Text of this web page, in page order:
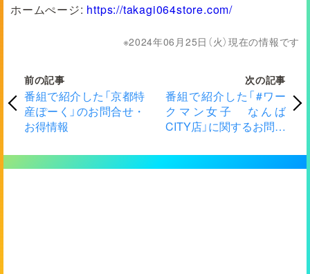
ホームぺージ: https://takagi064store.com/
2024年06月25日（火）現在の情報です
前の記事
番組で紹介した「京都特
産ぽーく」のお問合せ・
お得情報
次の記事
番組で紹介した「#ワー
クマン女子 なんば
CITY店」に関するお問合